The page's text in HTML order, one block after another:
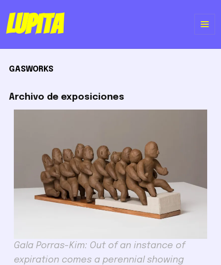
Lupita
GASWORKS
Archivo de exposiciones
Gala Porras-Kim: Out of an instance of
expiration comes a perennial showing